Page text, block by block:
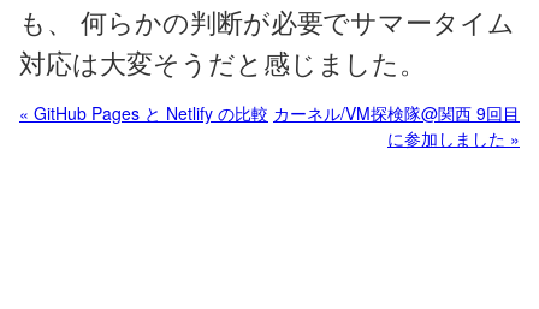
も、 何らかの判断が必要でサマータイム
対応は大変そうだと感じました。
« GitHub Pages と Netlify の比較 カーネル/VM探検隊@関西 9回目
に参加しました »